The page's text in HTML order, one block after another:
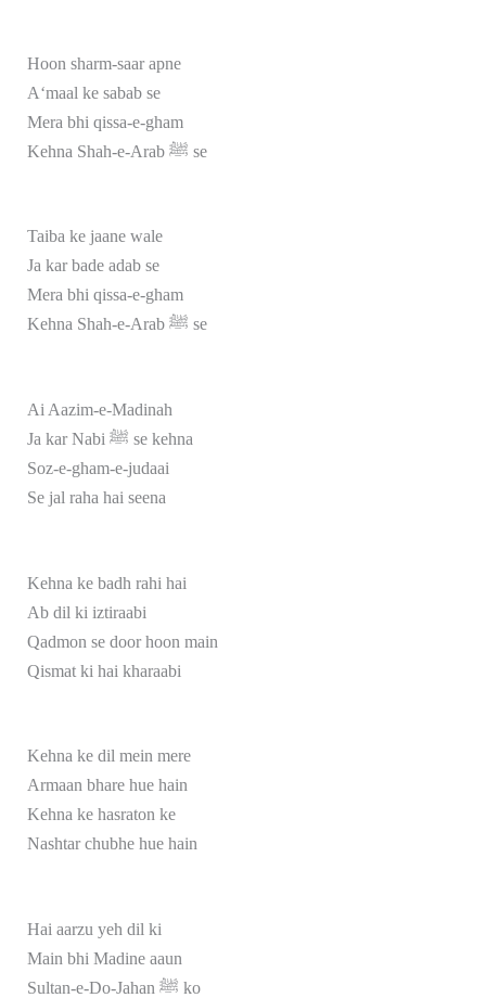
Hoon sharm-saar apne
A‘maal ke sabab se
Mera bhi qissa-e-gham
Kehna Shah-e-Arab ﷺ se
Taiba ke jaane wale
Ja kar bade adab se
Mera bhi qissa-e-gham
Kehna Shah-e-Arab ﷺ se
Ai Aazim-e-Madinah
Ja kar Nabi ﷺ se kehna
Soz-e-gham-e-judaai
Se jal raha hai seena
Kehna ke badh rahi hai
Ab dil ki iztiraabi
Qadmon se door hoon main
Qismat ki hai kharaabi
Kehna ke dil mein mere
Armaan bhare hue hain
Kehna ke hasraton ke
Nashtar chubhe hue hain
Hai aarzu yeh dil ki
Main bhi Madine aaun
Sultan-e-Do-Jahan ﷺ ko